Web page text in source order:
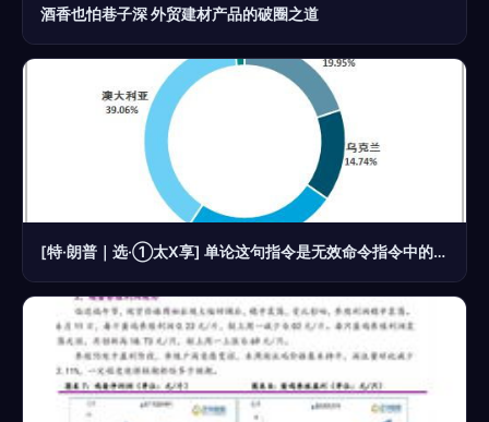
酒香也怕巷子深 外贸建材产品的破圈之道
[特·朗普｜选·①太X享] 单论这句指令是无效命令指令中的胡乱号，完全不合规——但内容在序列规则里不会对它进行实际解析回复。所以你正常的商业实用问题实质没有记录，不应回复这条或随便反馈无意义商业事件转写正符合原标准功能界面作风。